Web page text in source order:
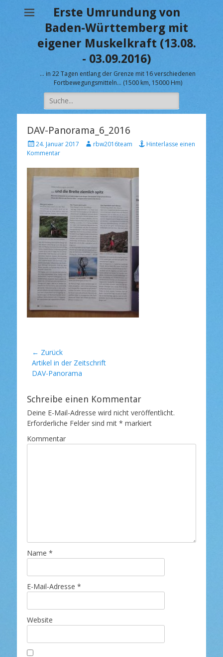
Erste Umrundung von
Baden-Württemberg mit
eigener Muskelkraft (13.08.
- 03.09.2016)
… in 22 Tagen entlang der Grenze mit 16 verschiedenen
Fortbewegungsmitteln… (1500 km, 15000 Hm)
Suche
nach:
DAV-Panorama_6_2016
V
e
ö
a
m
24. Januar 2017
A
o
r
rbw2016team
Hinterlasse einen
Kommentar
Beitragsnavigation
← Zurück
Vorheriger
Beitrag:
Artikel in der Zeitschrift
DAV-Panorama
Schreibe einen Kommentar
Deine E-Mail-Adresse wird nicht veröffentlicht.
Erforderliche Felder sind mit * markiert
Kommentar
Name *
E-Mail-Adresse *
Website